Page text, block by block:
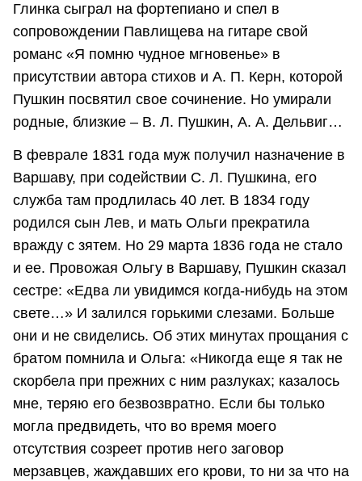
Глинка сыграл на фортепиано и спел в
сопровождении Павлищева на гитаре свой
романс «Я помню чудное мгновенье» в
присутствии автора стихов и А. П. Керн, которой
Пушкин посвятил свое сочинение. Но умирали
родные, близкие – В. Л. Пушкин, А. А. Дельвиг…
В феврале 1831 года муж получил назначение в
Варшаву, при содействии С. Л. Пушкина, его
служба там продлилась 40 лет. В 1834 году
родился сын Лев, и мать Ольги прекратила
вражду с зятем. Но 29 марта 1836 года не стало
и ее. Провожая Ольгу в Варшаву, Пушкин сказал
сестре: «Едва ли увидимся когда-нибудь на этом
свете…» И залился горькими слезами. Больше
они и не свиделись. Об этих минутах прощания с
братом помнила и Ольга: «Никогда еще я так не
скорбела при прежних с ним разлуках; казалось
мне, теряю его безвозвратно. Если бы только
могла предвидеть, что во время моего
отсутствия созреет против него заговор
мерзавцев, жаждавших его крови, то ни за что на